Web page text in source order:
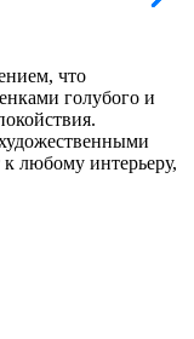
что
голубого и
любому интерьеру,